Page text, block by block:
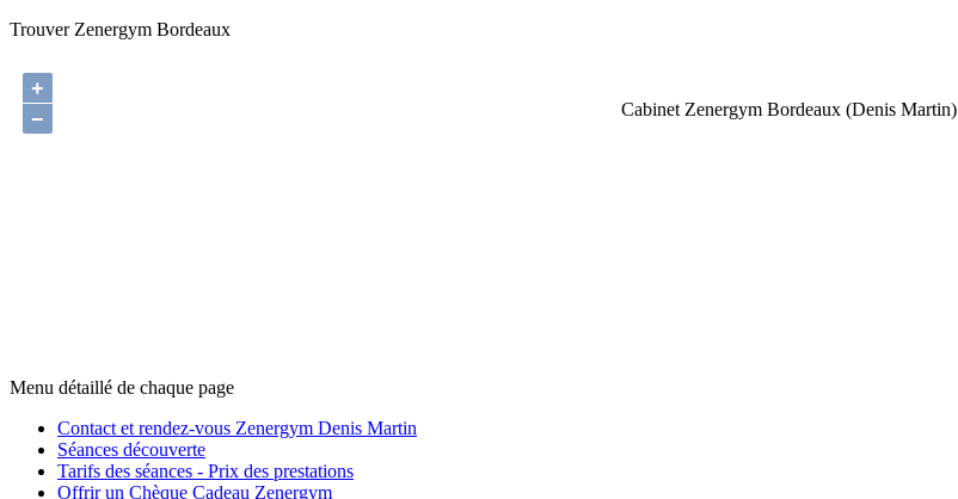
Trouver Zenergym Bordeaux
Cabinet Zenergym Bordeaux (Denis Martin)
+
−
Menu détaillé de chaque page
Contact et rendez-vous Zenergym Denis Martin
Séances découverte
Tarifs des séances - Prix des prestations
Offrir un Chèque Cadeau Zenergym